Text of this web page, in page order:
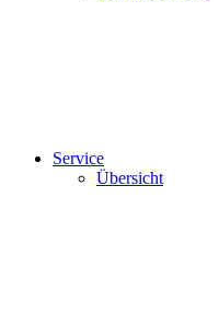
Service
Übersicht